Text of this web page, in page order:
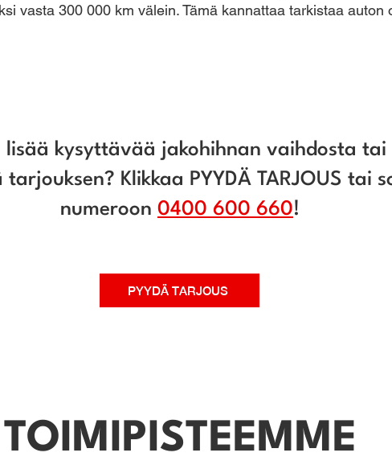
vasta 300 000 km välein. Tämä kannattaa tarkistaa auton
lisää kysyttävää jakohihnan vaihdosta tai
Klikkaa PYYDÄ TARJOUS tai
numeroon 0400 600 660!
PYYDÄ TARJOUS
TOIMIPISTEEMME